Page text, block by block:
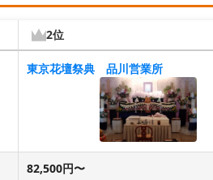
2位
東京花壇祭典 品川営業所
82,500円〜